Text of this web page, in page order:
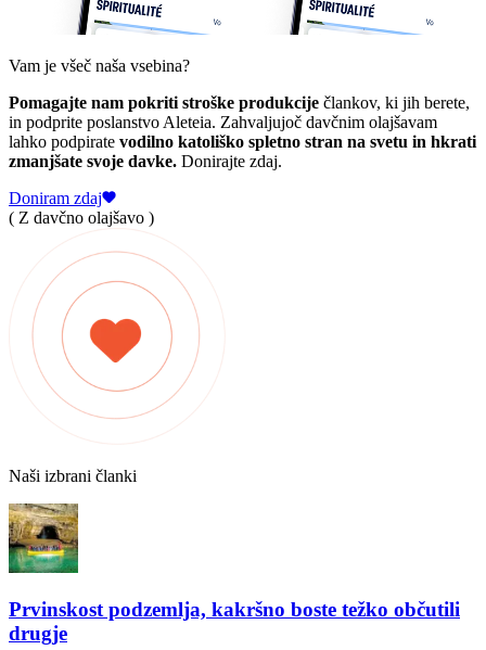
Vam je všeč naša vsebina?
Pomagajte nam pokriti stroške produkcije člankov, ki jih berete,
in podprite poslanstvo Aleteia. Zahvaljujoč davčnim olajšavam
lahko podpirate vodilno katoliško spletno stran na svetu in hkrati
zmanjšate svoje davke. Donirajte zdaj.
Doniram zdaj
( Z davčno olajšavo )
Naši izbrani članki
Prvinskost podzemlja, kakršno boste težko občutili
drugje